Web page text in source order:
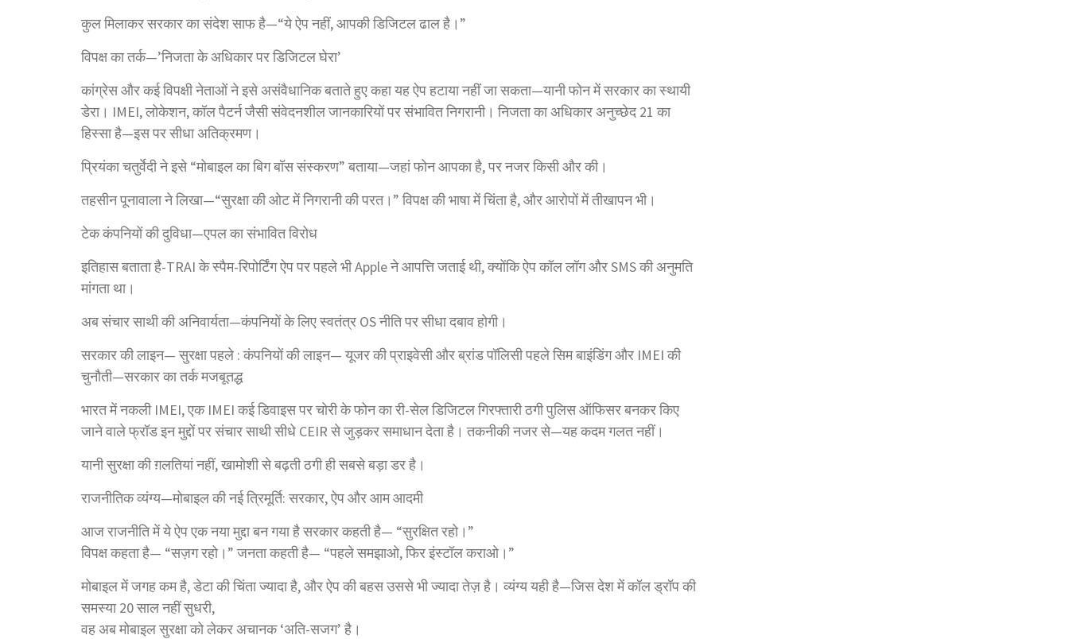
कुल मिलाकर सरकार का संदेश साफ है—“ये ऐप नहीं, आपकी डिजिटल ढाल है।”
विपक्ष का तर्क—’निजता के अधिकार पर डिजिटल घेरा’
कांग्रेस और कई विपक्षी नेताओं ने इसे असंवैधानिक बताते हुए कहा यह ऐप हटाया नहीं जा सकता—यानी फोन में सरकार का स्थायी
डेरा। IMEI, लोकेशन, कॉल पैटर्न जैसी संवेदनशील जानकारियों पर संभावित निगरानी। निजता का अधिकार अनुच्छेद 21 का
हिस्सा है—इस पर सीधा अतिक्रमण।
प्रियंका चतुर्वेदी ने इसे “मोबाइल का बिग बॉस संस्करण” बताया—जहां फोन आपका है, पर नजर किसी और की।
तहसीन पूनावाला ने लिखा—“सुरक्षा की ओट में निगरानी की परत।” विपक्ष की भाषा में चिंता है, और आरोपों में तीखापन भी।
टेक कंपनियों की दुविधा—एपल का संभावित विरोध
इतिहास बताता है-TRAI के स्पैम-रिपोर्टिंग ऐप पर पहले भी Apple ने आपत्ति जताई थी, क्योंकि ऐप कॉल लॉग और SMS की अनुमति
मांगता था।
अब संचार साथी की अनिवार्यता—कंपनियों के लिए स्वतंत्र OS नीति पर सीधा दबाव होगी।
सरकार की लाइन— सुरक्षा पहले : कंपनियों की लाइन— यूजर की प्राइवेसी और ब्रांड पॉलिसी पहले सिम बाइंडिंग और IMEI की
चुनौती—सरकार का तर्क मजबूतद्ध
भारत में नकली IMEI, एक IMEI कई डिवाइस पर चोरी के फोन का री-सेल डिजिटल गिरफ्तारी ठगी पुलिस ऑफिसर बनकर किए
जाने वाले फ्रॉड इन मुद्दों पर संचार साथी सीधे CEIR से जुड़कर समाधान देता है। तकनीकी नजर से—यह कदम गलत नहीं।
यानी सुरक्षा की ग़लतियां नहीं, खामोशी से बढ़ती ठगी ही सबसे बड़ा डर है।
राजनीतिक व्यंग्य—मोबाइल की नई त्रिमूर्ति: सरकार, ऐप और आम आदमी
आज राजनीति में ये ऐप एक नया मुद्दा बन गया है सरकार कहती है— “सुरक्षित रहो।”
विपक्ष कहता है— “सज़ग रहो।” जनता कहती है— “पहले समझाओ, फिर इंस्टॉल कराओ।”
मोबाइल में जगह कम है, डेटा की चिंता ज्यादा है, और ऐप की बहस उससे भी ज्यादा तेज़ है। व्यंग्य यही है—जिस देश में कॉल ड्रॉप की
समस्या 20 साल नहीं सुधरी,
वह अब मोबाइल सुरक्षा को लेकर अचानक ‘अति-सजग’ है।